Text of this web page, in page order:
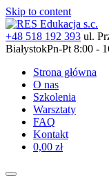
Skip to content
+48 518 192 393 ul.
BiałystokPn-Pt 8:00 -
Strona główna
O nas
Szkolenia
Warsztaty
FAQ
Kontakt
0,00 zł